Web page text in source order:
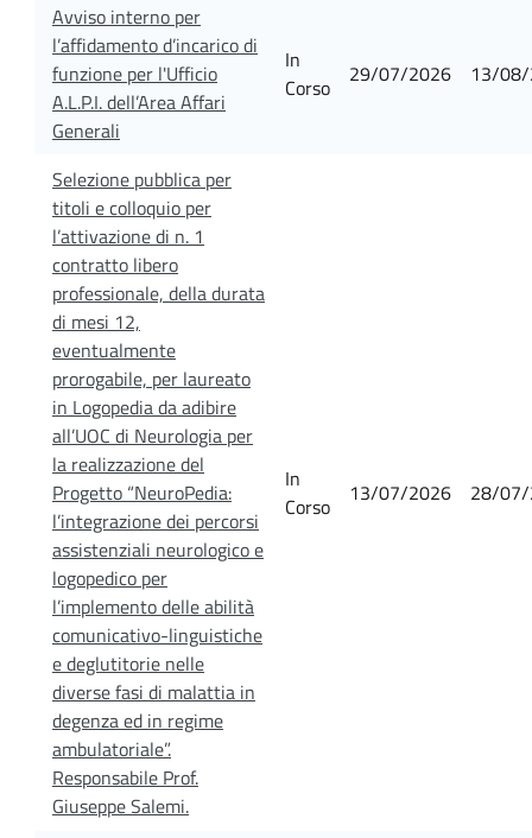
Avviso interno per
l’affidamento d’incarico di
funzione per l'Ufficio
A.L.P.I. dell’Area Affari
Generali
In
Corso
29/07/2026 13/
Selezione pubblica per
titoli e colloquio per
l’attivazione di n. 1
contratto libero
professionale, della durata
di mesi 12,
eventualmente
prorogabile, per laureato
in Logopedia da adibire
all’UOC di Neurologia per
la realizzazione del
Progetto “NeuroPedia:
l’integrazione dei percorsi
assistenziali neurologico e
logopedico per
l’implemento delle abilità
comunicativo-linguistiche
e deglutitorie nelle
diverse fasi di malattia in
degenza ed in regime
ambulatoriale”.
Responsabile Prof.
Giuseppe Salemi.
In
Corso
13/07/2026 28/